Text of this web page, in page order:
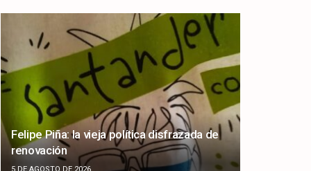
Felipe Piña: la vieja política disfrazada de
renovación
5 DE AGOSTO DE 2026